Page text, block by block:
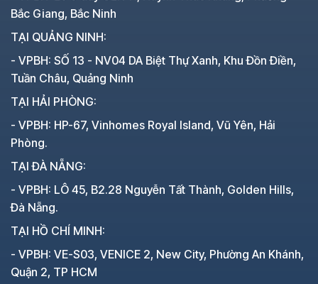
Bắc Giang, Bắc Ninh
TẠI QUẢNG NINH:
- VPBH: SỐ 13 - NV04 DA Biệt Thự Xanh, Khu Đồn Điền,
Tuần Châu, Quảng Ninh
TẠI HẢI PHÒNG:
- VPBH: HP-67, Vinhomes Royal Island, Vũ Yên, Hải
Phòng.
TẠI ĐÀ NẴNG:
- VPBH: LÔ 45, B2.28 Nguyễn Tất Thành, Golden Hills,
Đà Nẵng.
TẠI HỒ CHÍ MINH:
- VPBH: VE-S03, VENICE 2, New City, Phường An Khánh,
Quận 2, TP HCM